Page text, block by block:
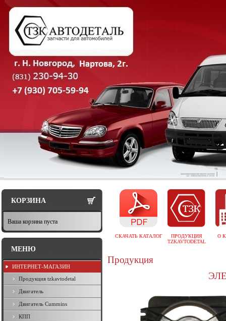
СКАЧАТЬ КАТАЛОГ
ПРОДУКЦИЯ
TZKAVTODETAL
О
Продукция
КОРЗИНА
Ваша корзина пуста
МЕНЮ
ИНТЕРНЕТ-МАГАЗИН
Продукция tzkavtodetal
Двигатель
Двигатель Cummins
КПП